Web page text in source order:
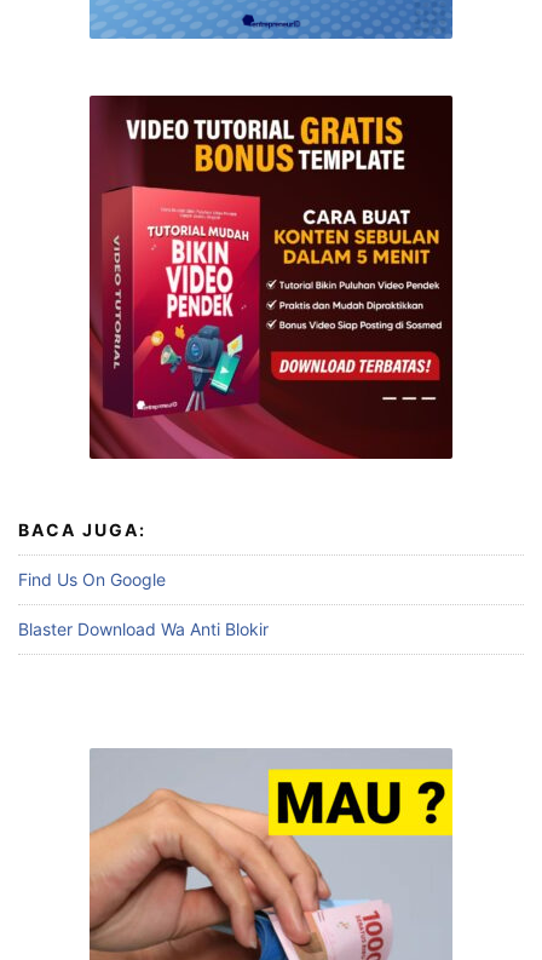
BACA JUGA:
Find Us On Google
Blaster Download Wa Anti Blokir